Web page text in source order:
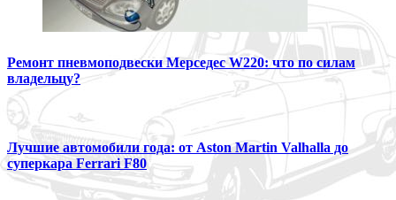
Ремонт пневмоподвески Мерседес W220: что по силам
владельцу?
Лучшие автомобили года: от Aston Martin Valhalla до
суперкара Ferrari F80